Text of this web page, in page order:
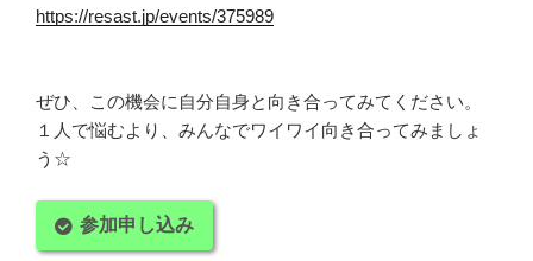
https://resast.jp/events/375989
ぜひ、この機会に自分自身と向き合ってみてください。
１人で悩むより、みんなでワイワイ向き合ってみましょ
う☆
参加申し込み